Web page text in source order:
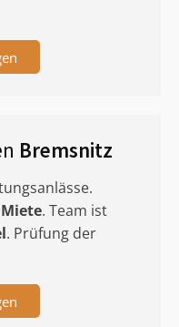
Bremsnitz
. Team ist
. Prüfung der